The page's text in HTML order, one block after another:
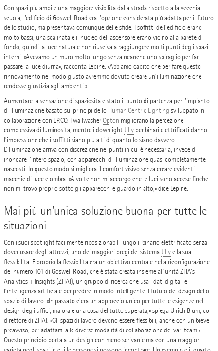
Con spazi più ampi e una maggiore visibilità dalla strada rispetto alla vecchia
scuola, l’edificio di Goswell Road era l’opzione considerata più adatta per il futuro
dello studio, ma presentava comunque delle sfide. I soffitti dell'edificio erano
molto bassi, una scalinata e il nucleo dell'ascensore erano vicino alla parete di
fondo, quindi la luce naturale non riusciva a raggiungere molti punti degli spazi
interni. «Avevamo un muro molto lungo senza neanche uno spiraglio per far
passare la luce diurna», racconta Lepine. «Abbiamo capito che per fare questo
rinnovamento nel modo giusto avremmo dovuto creare un’illuminazione che
rendesse giustizia agli ambienti.»
Aumentare la sensazione di spaziosità è stato il punto di partenza per l’impianto
di illuminazione basato sui principi dello Human Centric Lighting sviluppato in
collaborazione con ERCO. I wallwasherOpton migliorano la percezione
complessiva di luminosità, mentre i downlightJillyper binari elettrificati danno
l’impressione che i soffitti siano più alti di quanto lo siano davvero.
L’illuminazione arriva con discrezione nei punti in cui è necessaria, invece di
inondare l’intero spazio, con apparecchi di illuminazione quasi completamente
nascosti. In questo modo si migliora il comfort visivo senza creare evidenti
macchie di luce e ombra. «A volte non mi accorgo che le luci sono accese finché
non mi trovo proprio sotto gli apparecchi e guardo in alto,» dice Lepine.
Mai più un’unica soluzione buona per tutte le
situazioni
Con i suoi spotlight facilmente riposizionabili lungo il binario elettrificato senza
dover usare degli attrezzi, uno dei maggiori pregi del sistema Jillyè la sua
flessibilità. E proprio la flessibilità era un obiettivo centrale nella riconfigurazione
del numero 101 di Goswell Road, che è stata creata insieme all’unità ZHA’s
Analytics + Insights (ZHAI), un gruppo di ricerca che usa i dati digitali e
l’intelligenza artificiale per predire in modo intelligente il futuro del design dello
spazio di lavoro. «In passato c'era un approccio unico per tutte le esigenze nel
design degli uffici, ma ora è una cosa del tutto superata,» spiega Ulrich Blum, co-
direttore di ZHAI. «Gli spazi di lavoro devono essere flessibili, anche con un breve
preavviso, per adattarsi alle diverse modalità di collaborazione dei vari team.»
Questo principio porta a un design con meno scrivanie ma con una maggior